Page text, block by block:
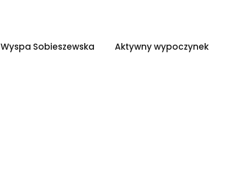
Wyspa Sobieszewska Aktywny wypoczynek